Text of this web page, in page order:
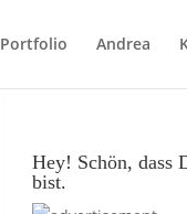
Portfolio Andrea
Hey! Schön, dass
bist.